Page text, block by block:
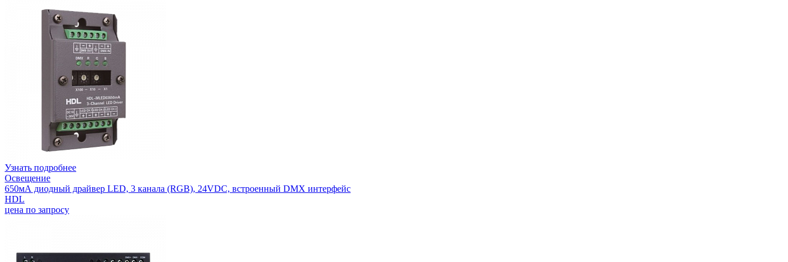
Узнать подробнее
Освещение
650мА диодный драйвер LED, 3 канала (RGB), 24VDC, встроенный DMX интерфейс
HDL
цена по запросу